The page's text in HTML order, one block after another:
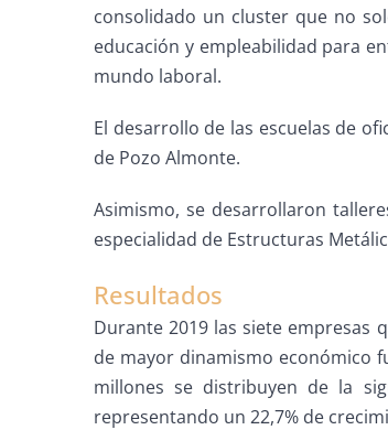
consolidado un cluster que no
educación y empleabilidad para
mundo laboral.
El desarrollo de las escuelas de
de Pozo Almonte.
Asimismo, se desarrollaron
especialidad de Estructuras
Resultados
Durante 2019 las siete empresas
de mayor dinamismo económico
millones se distribuyen de la
representando un 22,7% de